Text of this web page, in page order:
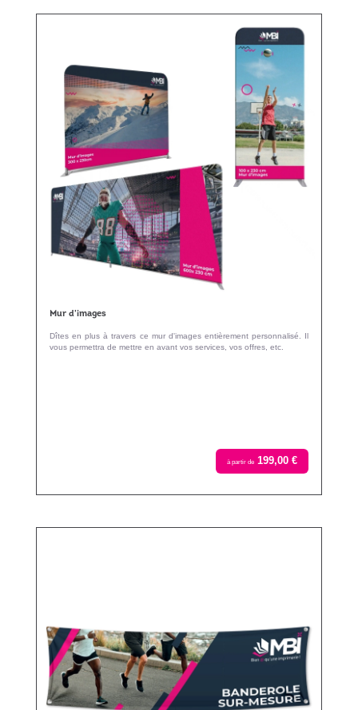
Mur d'images
Dîtes en plus à travers ce mur d'images entièrement personnalisé. Il
vous permettra de mettre en avant vos services, vos offres, etc.
à partir de 199,00 €